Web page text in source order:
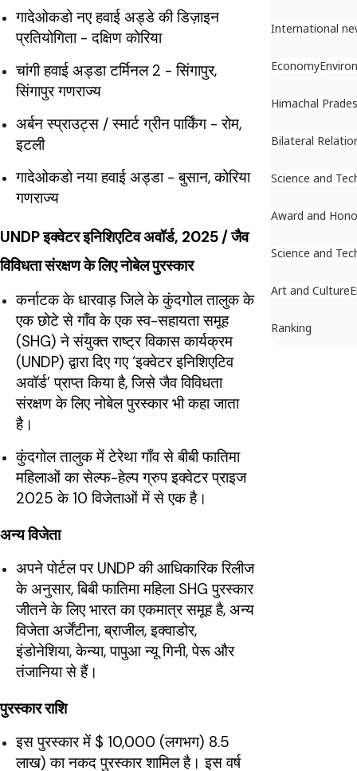
गादेओकडो नए हवाई अड्डे की डिज़ाइन
प्रतियोगिता - दक्षिण कोरिया
चांगी हवाई अड्डा टर्मिनल 2 - सिंगापुर,
सिंगापुर गणराज्य
अर्बन स्प्राउट्स / स्मार्ट ग्रीन पार्किंग - रोम,
इटली
गादेओकडो नया हवाई अड्डा - बुसान, कोरिया
गणराज्य
UNDP इक्वेटर इनिशिएटिव अवॉर्ड, 2025 / जैव
विविधता संरक्षण के लिए नोबेल पुरस्कार
कर्नाटक के धारवाड़ जिले के कुंदगोल तालुक के
एक छोटे से गाँव के एक स्व-सहायता समूह
(SHG) ने संयुक्त राष्ट्र विकास कार्यक्रम
(UNDP) द्वारा दिए गए ‘इक्वेटर इनिशिएटिव
अवॉर्ड’ प्राप्त किया है, जिसे जैव विविधता
संरक्षण के लिए नोबेल पुरस्कार भी कहा जाता
है।
कुंदगोल तालुक में टेरेथा गाँव से बीबी फातिमा
महिलाओं का सेल्फ-हेल्प ग्रुप इक्वेटर प्राइज
2025 के 10 विजेताओं में से एक है।
अन्य विजेता
अपने पोर्टल पर UNDP की आधिकारिक रिलीज
के अनुसार, बिबी फातिमा महिला SHG पुरस्कार
जीतने के लिए भारत का एकमात्र समूह है, अन्य
विजेता अर्जेंटीना, ब्राजील, इक्वाडोर,
इंडोनेशिया, केन्या, पापुआ न्यू गिनी, पेरू और
तंजानिया से हैं।
पुरस्कार राशि
इस पुरस्कार में $ 10,000 (लगभग) 8.5
लाख) का नकद पुरस्कार शामिल है। इस वर्ष
International
Economy
Himachal
Bilateral
Science and
Award and
Science and
Art and Culture
Ranking